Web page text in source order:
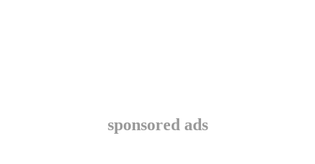
sponsored ads